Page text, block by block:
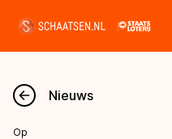
Nieuws
Nieuws
Op